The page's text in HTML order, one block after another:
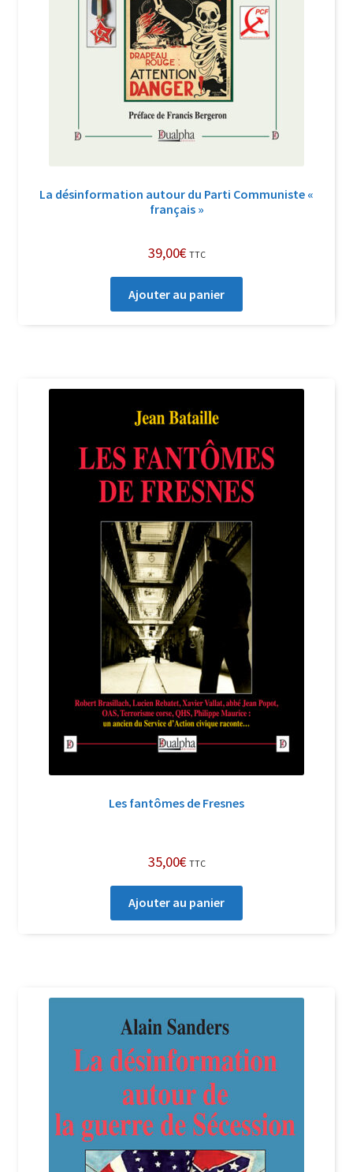
La désinformation autour du Parti Communiste «
français »
39,00€ TTC
Ajouter au panier
Les fantômes de Fresnes
35,00€ TTC
Ajouter au panier